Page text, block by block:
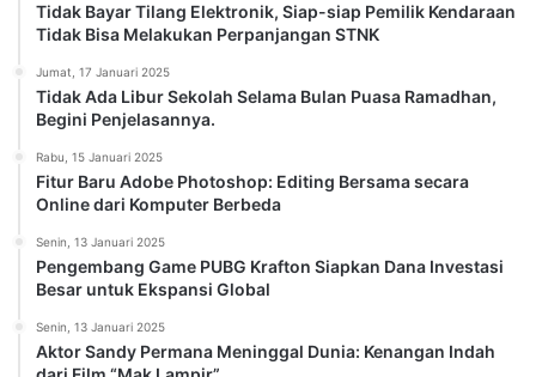
Tidak Bayar Tilang Elektronik, Siap-siap Pemilik Kendaraan
Tidak Bisa Melakukan Perpanjangan STNK
Jumat, 17 Januari 2025
Tidak Ada Libur Sekolah Selama Bulan Puasa Ramadhan,
Begini Penjelasannya.
Rabu, 15 Januari 2025
Fitur Baru Adobe Photoshop: Editing Bersama secara
Online dari Komputer Berbeda
Senin, 13 Januari 2025
Pengembang Game PUBG Krafton Siapkan Dana Investasi
Besar untuk Ekspansi Global
Senin, 13 Januari 2025
Aktor Sandy Permana Meninggal Dunia: Kenangan Indah